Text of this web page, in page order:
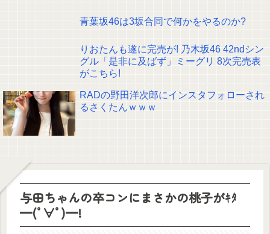
青葉坂46は3坂合同で何かをやるのか?
りおたんも遂に完売が! 乃木坂46 42ndシン
グル「是非に及ばず」ミーグリ 8次完売表
がこちら!
RADの野田洋次郎にインスタフォローされ
るさくたんｗｗｗ
与田ちゃんの卒コンにまさかの桃子がｷﾀ
━(ﾟ∀ﾟ)━!